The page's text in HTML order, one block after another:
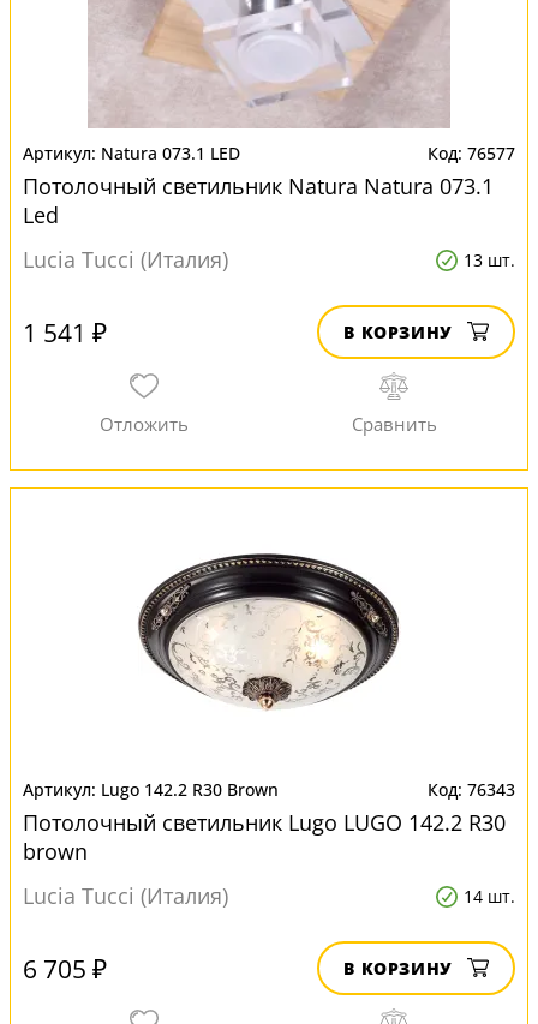
Natura 073.1 LED 76577
Потолочный светильник Natura Natura 073.1
Led
Lucia Tucci (Италия)
13 шт.
1 541 ₽ В КОРЗИНУ
Lugo 142.2 R30 Brown 76343
Потолочный светильник Lugo LUGO 142.2 R30
brown
Lucia Tucci (Италия)
14 шт.
6 705 ₽ В КОРЗИНУ